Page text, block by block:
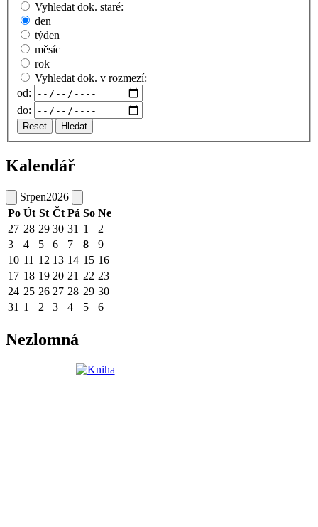
Vyhledat dok. staré:
den
týden
měsíc
rok
Vyhledat dok. v rozmezí:
od:
do:
Reset Hledat
Kalendář
Srpen2026
Po Út St Čt Pá So Ne
27 28 29 30 31 1
2
3
4 5 6 7 8
9
10 11 12 13 14 15 16
17 18 19 20 21 22 23
24 25 26 27 28 29 30
31 1 2 3 4 5 6
Nezlomná